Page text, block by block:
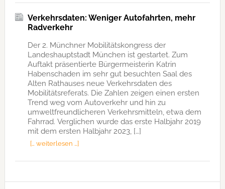
Verkehrsdaten: Weniger Autofahrten, mehr
Radverkehr
Der 2. Münchner Mobilitätskongress der
Landeshauptstadt München ist gestartet. Zum
Auftakt präsentierte Bürgermeisterin Katrin
Habenschaden im sehr gut besuchten Saal des
Alten Rathauses neue Verkehrsdaten des
Mobilitätsreferats. Die Zahlen zeigen einen ersten
Trend weg vom Autoverkehr und hin zu
umweltfreundlicheren Verkehrsmitteln, etwa dem
Fahrrad. Verglichen wurde das erste Halbjahr 2019
mit dem ersten Halbjahr 2023, […]
[… weiterlesen …]